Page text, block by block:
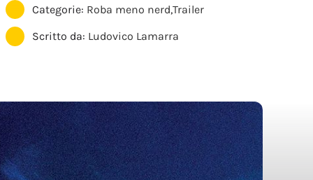
Categorie: Roba meno nerd,Trailer
Scritto da: Ludovico Lamarra